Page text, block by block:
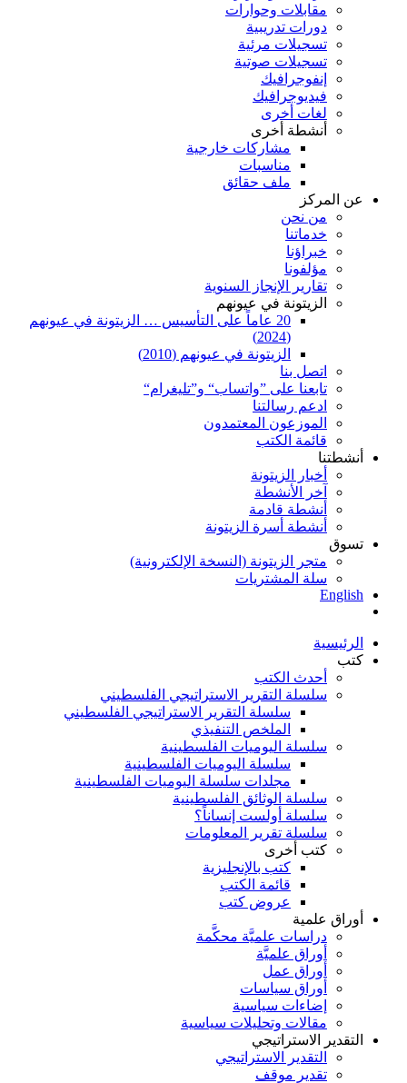
مقابلات وحوارات
دورات تدريبية
تسجيلات مرئية
تسجيلات صوتية
إنفوجرافيك
فيديوجرافيك
لغات أخرى
أنشطة أخرى
مشاركات خارجية
مناسبات
ملف حقائق
عن المركز
من نحن
خدماتنا
خبراؤنا
مؤلفونا
تقارير الإنجاز السنوية
الزيتونة في عيونهم
20 عاماً على التأسيس … الزيتونة في عيونهم
(2024)
الزيتونة في عيونهم (2010)
اتصل بنا
تابعنا على ”واتساب“ و”تليغرام“
ادعم رسالتنا
الموزعون المعتمدون
قائمة الكتب
أنشطتنا
أخبار الزيتونة
آخر الأنشطة
أنشطة قادمة
أنشطة أسرة الزيتونة
تسوق
متجر الزيتونة (النسخة الإلكترونية)
سلة المشتريات
English
الرئيسية
كتب
أحدث الكتب
سلسلة التقرير الاستراتيجي الفلسطيني
سلسلة التقرير الاستراتيجي الفلسطيني
الملخص التنفيذي
سلسلة اليوميات الفلسطينية
سلسلة اليوميات الفلسطينية
مجلدات سلسلة اليوميات الفلسطينية
سلسلة الوثائق الفلسطينية
سلسلة أولست إنساناً؟
سلسلة تقرير المعلومات
كتب أخرى
كتب بالإنجليزية
قائمة الكتب
عروض كتب
أوراق علمية
دراسات علميَّة محكَّمة
أوراق علميَّة
أوراق عمل
أوراق سياسات
إضاءات سياسية
مقالات وتحليلات سياسية
التقدير الاستراتيجي
التقدير الاستراتيجي
تقدير موقف